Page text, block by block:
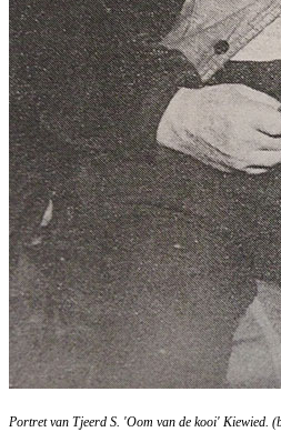
Portret van Tjeerd S. 'Oom van de kooi' Kiewied.